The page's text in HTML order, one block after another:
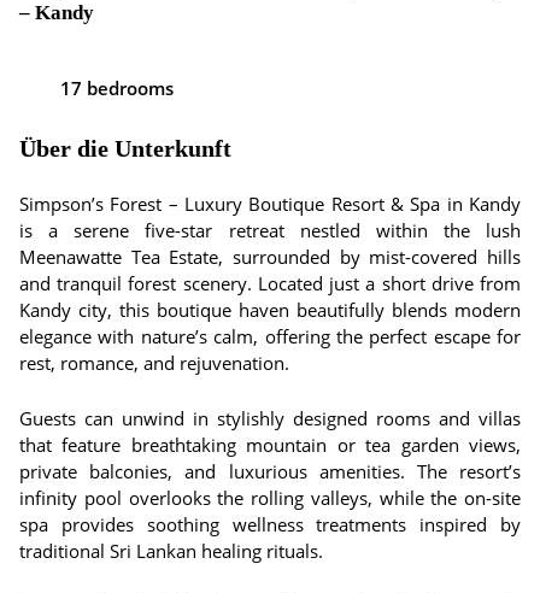
– Kandy
17 bedrooms
Über die Unterkunft
Simpson’s Forest – Luxury Boutique Resort & Spa in Kandy
is a serene five-star retreat nestled within the lush
Meenawatte Tea Estate, surrounded by mist-covered hills
and tranquil forest scenery. Located just a short drive from
Kandy city, this boutique haven beautifully blends modern
elegance with nature’s calm, offering the perfect escape for
rest, romance, and rejuvenation.
Guests can unwind in stylishly designed rooms and villas
that feature breathtaking mountain or tea garden views,
private balconies, and luxurious amenities. The resort’s
infinity pool overlooks the rolling valleys, while the on-site
spa provides soothing wellness treatments inspired by
traditional Sri Lankan healing rituals.